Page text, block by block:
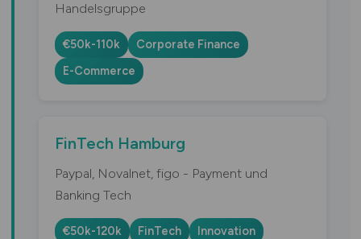
Handelsgruppe
€50k-110k
Corporate Finance
E-Commerce
FinTech Hamburg
Paypal, Novalnet, figo - Payment und
Banking Tech
€50k-120k FinTech Innovation